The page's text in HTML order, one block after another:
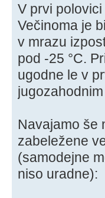
V prvi
Večinoma je
v mrazu
pod -25 °C.
ugodne le v
Navajamo še
zabeležene
(samodejne
niso uradne):